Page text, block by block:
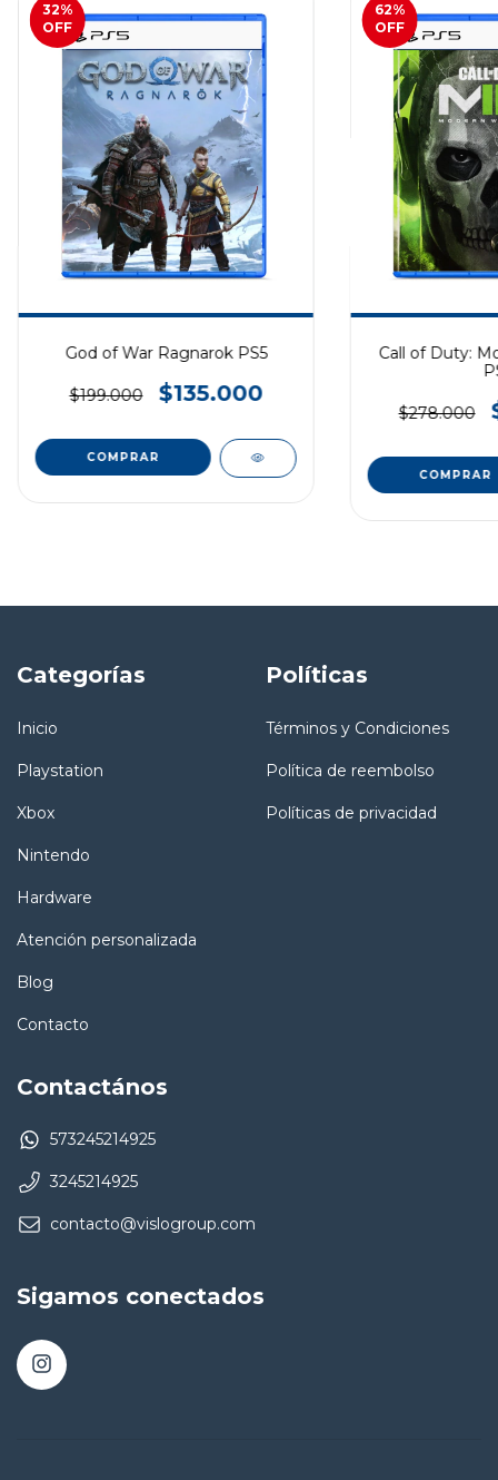
32%
OFF
God of War Ragnarok PS5
$199.000 $135.000
COMPRAR
62%
OFF
Call of Duty:
$278.000
COMPRAR
Categorías
Inicio
Playstation
Xbox
Nintendo
Hardware
Atención personalizada
Blog
Contacto
Políticas
Términos y Condiciones
Política de reembolso
Políticas de privacidad
Contactános
573245214925
3245214925
contacto@vislogroup.com
Sigamos conectados